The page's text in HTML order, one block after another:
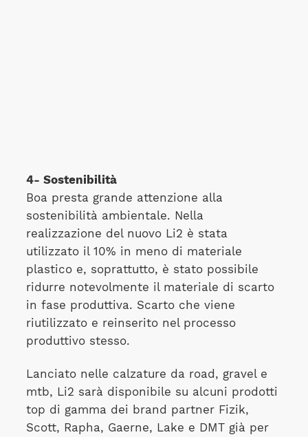
4- Sostenibilità
Boa presta grande attenzione alla
sostenibilità ambientale. Nella
realizzazione del nuovo Li2 è stata
utilizzato il 10% in meno di materiale
plastico e, soprattutto, è stato possibile
ridurre notevolmente il materiale di scarto
in fase produttiva. Scarto che viene
riutilizzato e reinserito nel processo
produttivo stesso.
Lanciato nelle calzature da road, gravel e
mtb, Li2 sarà disponibile su alcuni prodotti
top di gamma dei brand partner Fizik,
Scott, Rapha, Gaerne, Lake e DMT già per